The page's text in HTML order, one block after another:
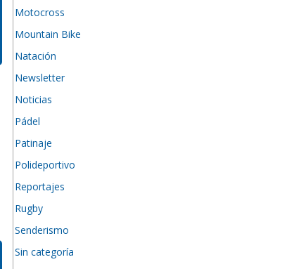
Motocross
Mountain Bike
Natación
Newsletter
Noticias
Pádel
Patinaje
Polideportivo
Reportajes
Rugby
Senderismo
Sin categoría